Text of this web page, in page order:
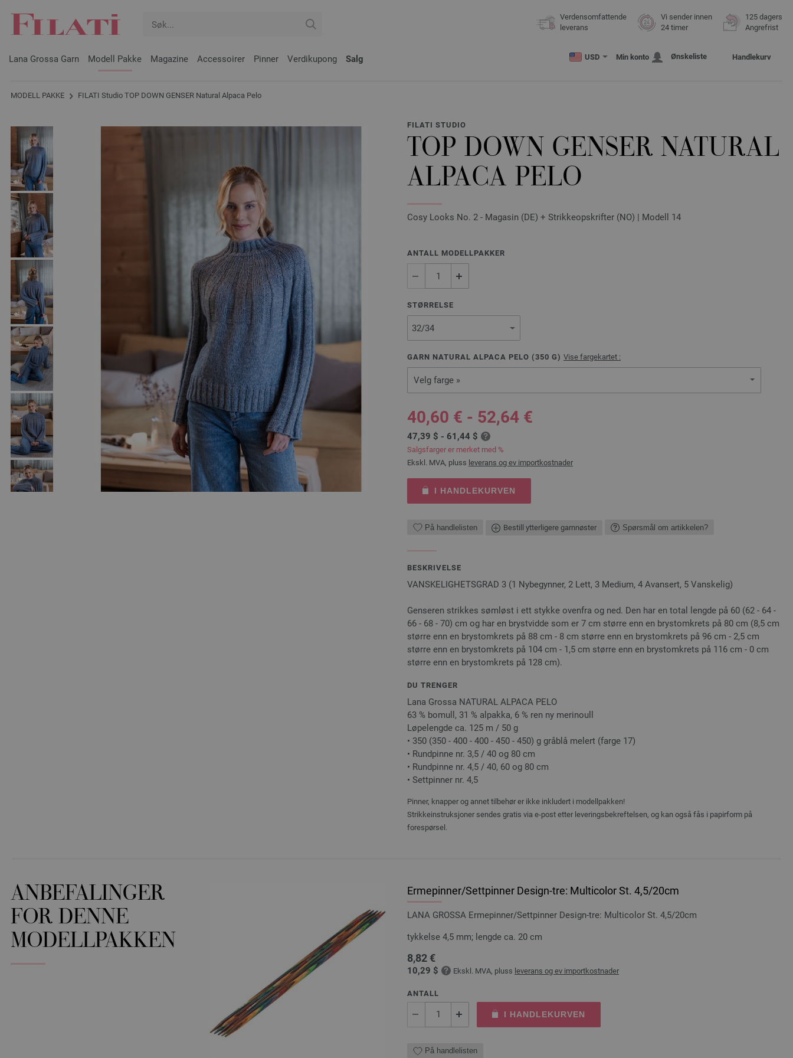
Verdensomfattende
leverans
Vi sender innen
24 timer
125 dagers
Angrefrist
Lana Grossa Garn Modell Pakke Magazine Accessoirer Pinner Verdikupong Salg USD Min konto Ønskeliste Handlekurv
MODELL PAKKE FILATI Studio TOP DOWN GENSER Natural Alpaca Pelo
FILATI STUDIO
TOP DOWN GENSER NATURAL
ALPACA PELO
Cosy Looks No. 2 - Magasin (DE) + Strikkeopskrifter (NO) | Modell 14
ANTALL MODELLPAKKER
STØRRELSE
GARN NATURAL ALPACA PELO (350 G) Vise fargekartet :
Velg farge »
40,60 € - 52,64 €
47,39 $ - 61,44 $
Salgsfarger er merket med %
Ekskl. MVA, pluss leverans og ev importkostnader
I HANDLEKURVEN
På handlelisten Bestill ytterligere garnnøster Spørsmål om artikkelen?
BESKRIVELSE
VANSKELIGHETSGRAD 3 (1 Nybegynner, 2 Lett, 3 Medium, 4 Avansert, 5 Vanskelig)
Genseren strikkes sømløst i ett stykke ovenfra og ned. Den har en total lengde på 60 (62 - 64 -
66 - 68 - 70) cm og har en brystvidde som er 7 cm større enn en brystomkrets på 80 cm (8,5 cm
større enn en brystomkrets på 88 cm - 8 cm større enn en brystomkrets på 96 cm - 2,5 cm
større enn en brystomkrets på 104 cm - 1,5 cm større enn en brystomkrets på 116 cm - 0 cm
større enn en brystomkrets på 128 cm).
DU TRENGER
Lana Grossa NATURAL ALPACA PELO
63 % bomull, 31 % alpakka, 6 % ren ny merinoull
Løpelengde ca. 125 m / 50 g
• 350 (350 - 400 - 400 - 450 - 450) g gråblå melert (farge 17)
• Rundpinne nr. 3,5 / 40 og 80 cm
• Rundpinne nr. 4,5 / 40, 60 og 80 cm
• Settpinner nr. 4,5
Pinner, knapper og annet tilbehør er ikke inkludert i modellpakken!
Strikkeinstruksjoner sendes gratis via e-post etter leveringsbekreftelsen, og kan også fås i papirform på
forespørsel.
ANBEFALINGER
FOR DENNE
MODELLPAKKEN
Ermepinner/Settpinner Design-tre: Multicolor St. 4,5/20cm
LANA GROSSA Ermepinner/Settpinner Design-tre: Multicolor St. 4,5/20cm
tykkelse 4,5 mm; lengde ca. 20 cm
8,82 €
10,29 $ Ekskl. MVA, pluss leverans og ev importkostnader
ANTALL
I HANDLEKURVEN
På handlelisten